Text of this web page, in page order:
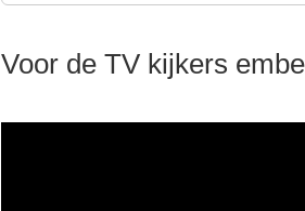
Voor de TV kijkers